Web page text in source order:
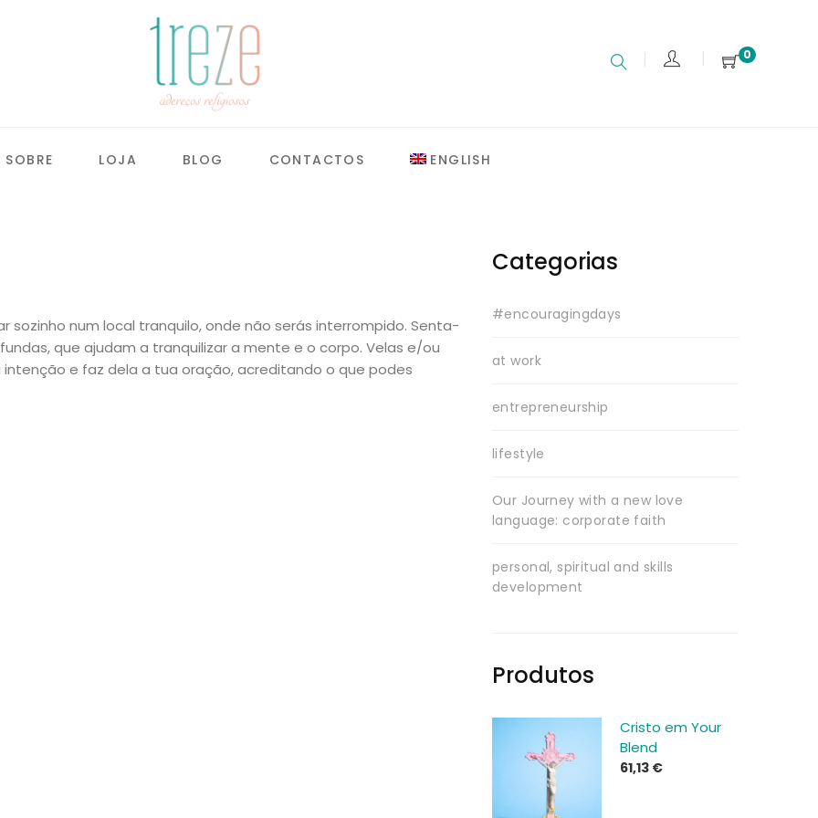
0
SOBRE LOJA BLOG CONTACTOS ENGLISH
sozinho num local tranquilo, onde não serás interrompido. Senta-
que ajudam a tranquilizar a mente e o corpo. Velas e/ou
e faz dela a tua oração, acreditando o que podes
Categorias
#encouragingdays
at work
entrepreneurship
lifestyle
Our Journey with a new love
language: corporate faith
personal, spiritual and skills
development
Produtos
Cristo em Your
Blend
61,13 €